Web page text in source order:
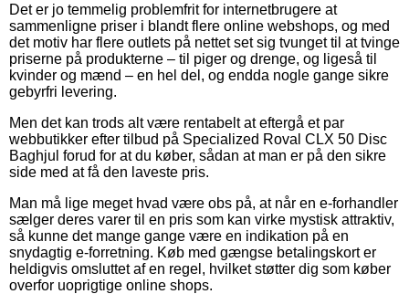
Det er jo temmelig problemfrit for internetbrugere at
sammenligne priser i blandt flere online webshops, og med
det motiv har flere outlets på nettet set sig tvunget til at tvinge
priserne på produkterne – til piger og drenge, og ligeså til
kvinder og mænd – en hel del, og endda nogle gange sikre
gebyrfri levering.
Men det kan trods alt være rentabelt at eftergå et par
webbutikker efter tilbud på Specialized Roval CLX 50 Disc
Baghjul forud for at du køber, sådan at man er på den sikre
side med at få den laveste pris.
Man må lige meget hvad være obs på, at når en e-forhandler
sælger deres varer til en pris som kan virke mystisk attraktiv,
så kunne det mange gange være en indikation på en
snydagtig e-forretning. Køb med gængse betalingskort er
heldigvis omsluttet af en regel, hvilket støtter dig som køber
overfor uoprigtige online shops.